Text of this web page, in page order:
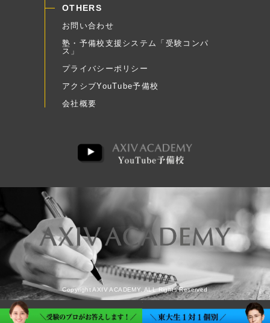
OTHERS
お問い合わせ
塾・予備校支援システム「受験コンパ
ス」
プライバシーポリシー
アクシブYouTube予備校
会社概要
Copyright AXIV ACADEMY. ALL Rights Reserved